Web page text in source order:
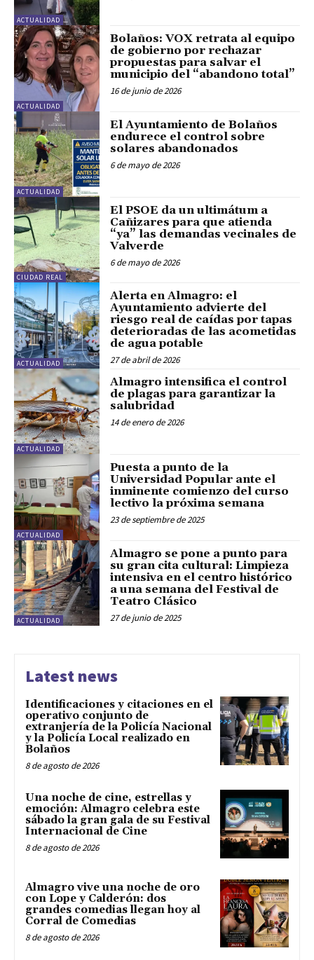
ACTUALIDAD
ACTUALIDAD
Bolaños: VOX retrata al equipo
de gobierno por rechazar
propuestas para salvar el
municipio del “abandono total”
16 de junio de 2026
ACTUALIDAD
El Ayuntamiento de Bolaños
endurece el control sobre
solares abandonados
6 de mayo de 2026
CIUDAD REAL
El PSOE da un ultimátum a
Cañizares para que atienda
“ya” las demandas vecinales de
Valverde
6 de mayo de 2026
ACTUALIDAD
Alerta en Almagro: el
Ayuntamiento advierte del
riesgo real de caídas por tapas
deterioradas de las acometidas
de agua potable
27 de abril de 2026
ACTUALIDAD
Almagro intensifica el control
de plagas para garantizar la
salubridad
14 de enero de 2026
ACTUALIDAD
Puesta a punto de la
Universidad Popular ante el
inminente comienzo del curso
lectivo la próxima semana
23 de septiembre de 2025
ACTUALIDAD
Almagro se pone a punto para
su gran cita cultural: Limpieza
intensiva en el centro histórico
a una semana del Festival de
Teatro Clásico
27 de junio de 2025
Latest news
Identificaciones y citaciones en el
operativo conjunto de
extranjería de la Policía Nacional
y la Policía Local realizado en
Bolaños
8 de agosto de 2026
Una noche de cine, estrellas y
emoción: Almagro celebra este
sábado la gran gala de su Festival
Internacional de Cine
8 de agosto de 2026
Almagro vive una noche de oro
con Lope y Calderón: dos
grandes comedias llegan hoy al
Corral de Comedias
8 de agosto de 2026